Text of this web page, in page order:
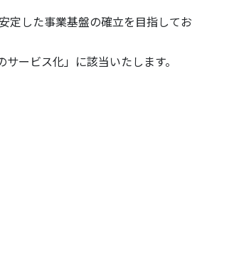
定した事業基盤の確立を目指してお
ービス化」に該当いたします。